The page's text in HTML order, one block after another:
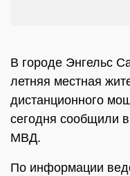
В городе Энгельс
летняя местная
дистанционного
сегодня сообщили
МВД.
По информации